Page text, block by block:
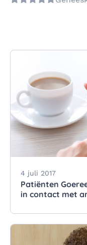
4 juli 2017
Patiënten
in contact met